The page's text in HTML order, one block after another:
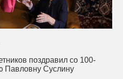
поздравил со 100-
Павловну Суслину